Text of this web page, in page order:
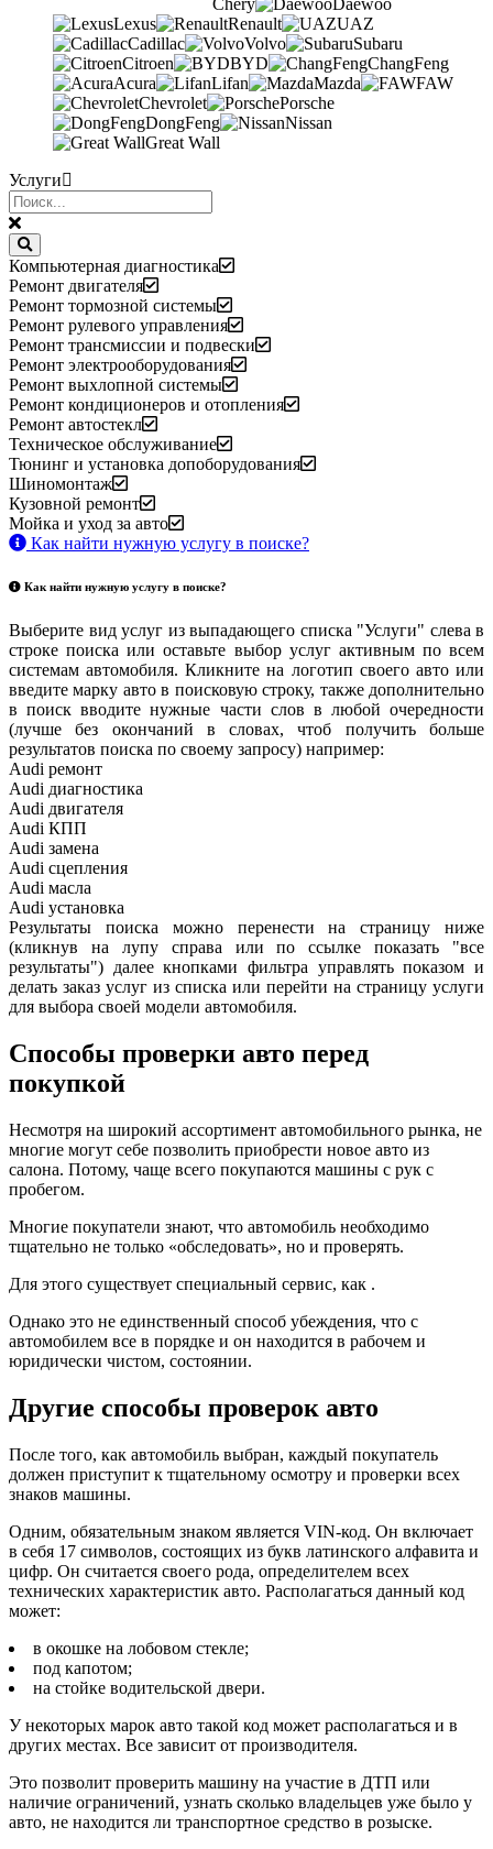
Lexus
Renault
UAZ
Cadillac
Volvo
Subaru
Citroen
BYD
ChangFeng
Acura
Lifan Mazda
FAW
Chevrolet
Porsche
DongFeng
Nissan
Great Wall
Услуги
Компьютерная диагностика
Ремонт двигателя
Ремонт тормозной системы
Ремонт рулевого управления
Ремонт трансмиссии и подвески
Ремонт электрооборудования
Ремонт выхлопной системы
Ремонт кондиционеров и отопления
Ремонт автостекл
Техническое обслуживание
Тюнинг и установка допоборудования
Шиномонтаж
Кузовной ремонт
Мойка и уход за авто
Как найти нужную услугу в поиске?
Как найти нужную услугу в поиске?
Выберите вид услуг из выпадающего списка "Услуги" слева в
строке поиска или оставьте выбор услуг активным по всем
системам автомобиля. Кликните на логотип своего авто или
введите марку авто в поисковую строку, также дополнительно
в поиск вводите нужные части слов в любой очередности
(лучше без окончаний в словах, чтоб получить больше
результатов поиска по своему запросу) например:
Audi ремонт
Audi диагностика
Audi двигателя
Audi КПП
Audi замена
Audi сцепления
Audi масла
Audi установка
Результаты поиска можно перенести на страницу ниже
(кликнув на лупу справа или по ссылке показать "все
результаты") далее кнопками фильтра управлять показом и
делать заказ услуг из списка или перейти на страницу услуги
для выбора своей модели автомобиля.
Способы проверки авто перед
покупкой
Несмотря на широкий ассортимент автомобильного рынка, не
многие могут себе позволить приобрести новое авто из
салона. Потому, чаще всего покупаются машины с рук с
пробегом.
Многие покупатели знают, что автомобиль необходимо
тщательно не только «обследовать», но и проверять.
Для этого существует специальный сервис, как .
Однако это не единственный способ убеждения, что с
автомобилем все в порядке и он находится в рабочем и
юридически чистом, состоянии.
Другие способы проверок авто
После того, как автомобиль выбран, каждый покупатель
должен приступит к тщательному осмотру и проверки всех
знаков машины.
Одним, обязательным знаком является VIN-код. Он включает
в себя 17 символов, состоящих из букв латинского алфавита и
цифр. Он считается своего рода, определителем всех
технических характеристик авто. Располагаться данный код
может:
в окошке на лобовом стекле;
под капотом;
на стойке водительской двери.
У некоторых марок авто такой код может располагаться и в
других местах. Все зависит от производителя.
Это позволит проверить машину на участие в ДТП или
наличие ограничений, узнать сколько владельцев уже было у
авто, не находится ли транспортное средство в розыске.